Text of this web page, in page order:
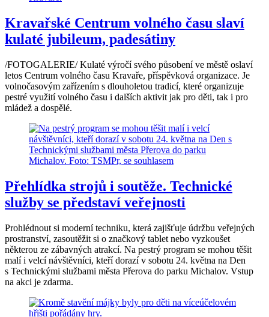
Kravařské Centrum volného času slaví
kulaté jubileum, padesátiny
/FOTOGALERIE/ Kulaté výročí svého působení ve městě oslaví
letos Centrum volného času Kravaře, příspěvková organizace. Je
volnočasovým zařízením s dlouholetou tradicí, které organizuje
pestré využití volného času i dalších aktivit jak pro děti, tak i pro
mládež a dospělé.
Přehlídka strojů i soutěže. Technické
služby se představí veřejnosti
Prohlédnout si moderní techniku, která zajišťuje údržbu veřejných
prostranství, zasoutěžit si o značkový tablet nebo vyzkoušet
některou ze zábavných atrakcí. Na pestrý program se mohou těšit
malí i velcí návštěvníci, kteří dorazí v sobotu 24. května na Den
s Technickými službami města Přerova do parku Michalov. Vstup
na akci je zdarma.